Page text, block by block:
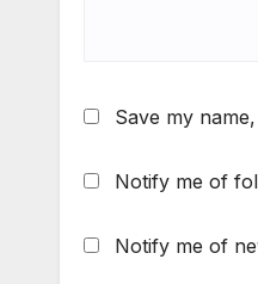
Save my
Notify me of
Notify me of